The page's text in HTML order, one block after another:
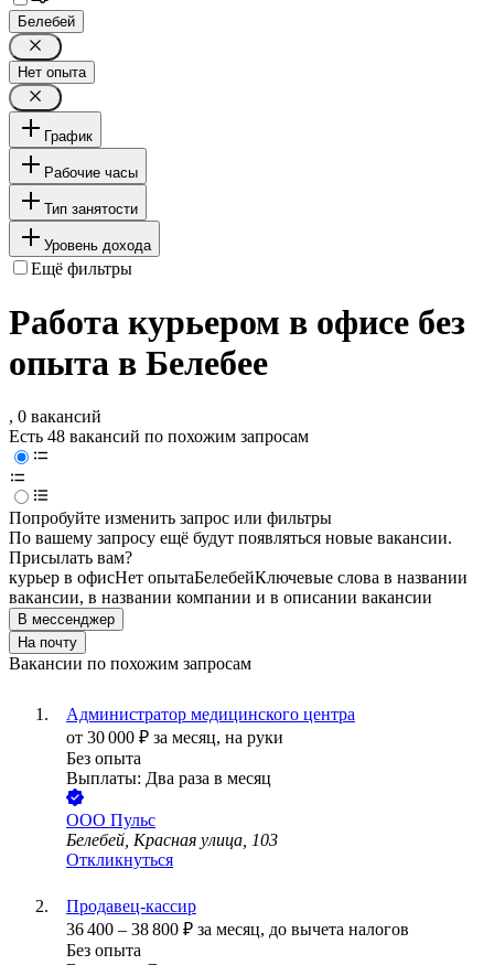
Белебей
Нет опыта
График
Рабочие часы
Тип занятости
Уровень дохода
Ещё фильтры
Работа курьером в офисе без
опыта в Белебее
, 0 вакансий
Есть 48 вакансий по похожим запросам
Попробуйте изменить запрос или фильтры
По вашему запросу ещё будут появляться новые вакансии.
Присылать вам?
курьер в офисНет опытаБелебейКлючевые слова в названии
вакансии, в названии компании и в описании вакансии
В мессенджер
На почту
Вакансии по похожим запросам
Администратор медицинского центра
от 30 000 ₽ за месяц, на руки
Без опыта
Выплаты: Два раза в месяц
ООО Пульс
Белебей, Красная улица, 103
Откликнуться
Продавец-кассир
36 400 – 38 800 ₽ за месяц, до вычета налогов
Без опыта